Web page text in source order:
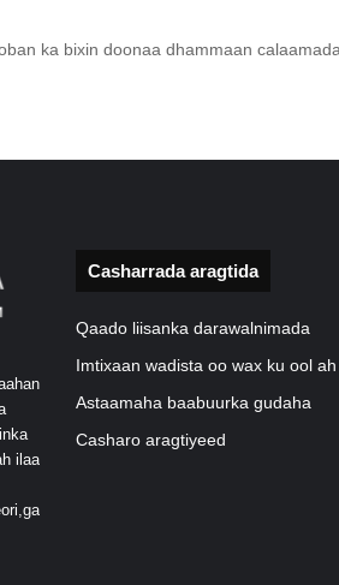
ka bixin doonaa dhammaan
ilaa
Casharrada aragtida
Qaado liisanka darawalnimada
Imtixaan wadista oo wax ku ool ah
Astaamaha baabuurka gudaha
Casharo aragtiyeed